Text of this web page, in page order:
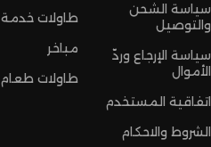
سياسة الشحن
والتوصيل
سياسة الإرجاع وردّ
الأموال
اتفاقية المستخدم
الشروط والاحكام
طاولات خدمة
مباخر
طاولات طعام